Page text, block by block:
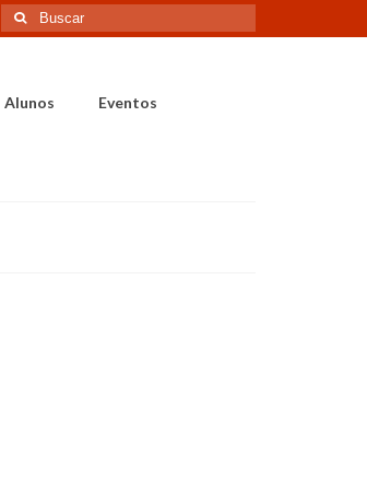
Buscar
por:
Alunos Eventos